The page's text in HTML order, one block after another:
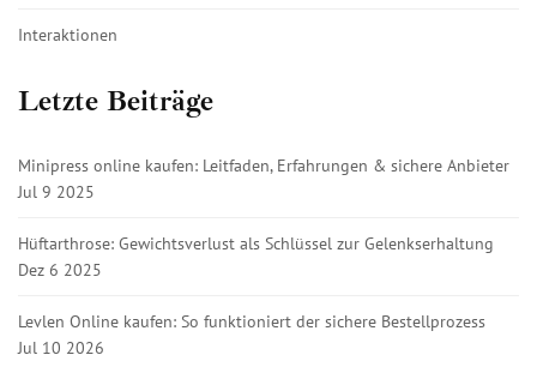
Interaktionen
Letzte Beiträge
Minipress online kaufen: Leitfaden, Erfahrungen & sichere Anbieter
Jul 9 2025
Hüftarthrose: Gewichtsverlust als Schlüssel zur Gelenkserhaltung
Dez 6 2025
Levlen Online kaufen: So funktioniert der sichere Bestellprozess
Jul 10 2026